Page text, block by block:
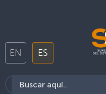
EN ES